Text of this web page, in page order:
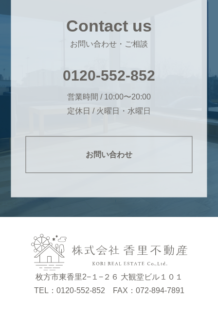
Contact us
お問い合わせ・ご相談
0120-552-852
営業時間 / 10:00〜20:00
定休日 / 火曜日・水曜日
お問い合わせ
枚方市東香里2−１−２６ 大観堂ビル１０１
TEL：0120-552-852 FAX：072-894-7891